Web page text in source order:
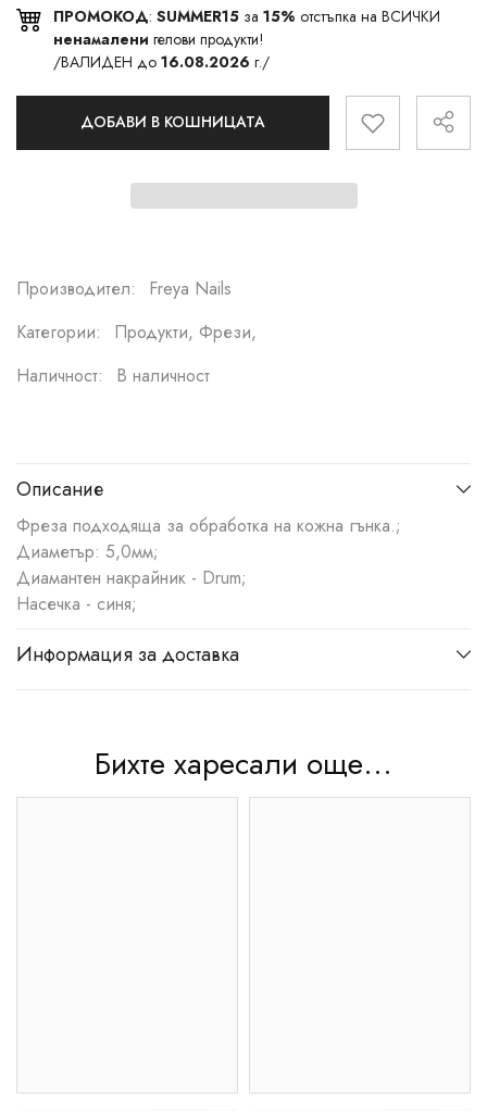
ПРОМОКОД: SUMMER15 за 15% отстъпка на ВСИЧКИ
ненамалени гелови продукти!
/ВАЛИДЕН до 16.08.2026 г./
ДОБАВИ В КОШНИЦАТА
Производител:
Freya Nails
Категории:
Продукти, Фрези,
Наличност:
В наличност
Описание
Фреза подходяща за обработка на кожна гънка.;
Диаметър: 5,0мм;
Диамантен накрайник - Drum;
Насечка - синя;
Информация за доставка
Бихте харесали още...